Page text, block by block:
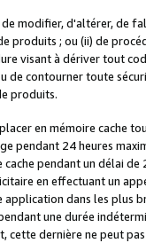
modifier, d'altérer, de
produits ; ou (ii) de
visant à dériver tout
contourner toute
produits.
en mémoire cache
pendant 24 heures
pendant un délai
en effectuant un
dans les plus
une durée
dernière ne peut